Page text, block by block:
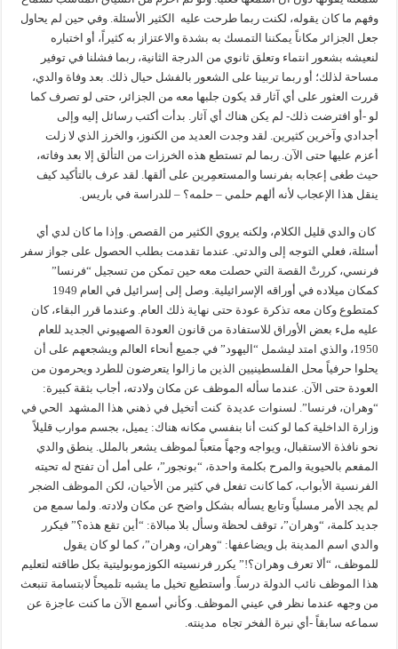
وفهم ما كان يقوله، لكنت ربما طرحت عليه الكثير الأسئلة. وفي حين لم يحاول
جعل الجزائر مكاناً يمكننا التمسك به بشدة والاعتزاز به كثيراً، أو اختباره
لنعيشه بشعور انتماء وتعلق ثانوي من الدرجة الثانية، ربما فشلنا في توفير
مساحة لذلك؛ أو ربما تربينا على الشعور بالفشل حيال ذلك. بعد وفاة والدي،
قررت العثور على أي آثار قد يكون جلبها معه من الجزائر، حتى لو تصرف كما
لو -أو افترضت ذلك- لم يكن هناك أي آثار. بدأت أكتب رسائل إليه وإلى
أجدادي وآخرين كثيرين. لقد وجدت العديد من الكنوز، والخرز الذي لا زلت
أعزم عليها حتى الآن. ربما لم تستطع هذه الخرزات من التألق إلا بعد وفاته،
حيث طغى إعجابه بفرنسا والمستعمِرين على ألقها. لقد عرف بالتأكيد كيف
ينقل هذا الإعجاب لأنه ألهم حلمي – حلمه؟ – للدراسة في باريس.
كان والدي قليل الكلام، ولكنه يروي الكثير من القصص. وإذا ما كان لدي أي
أسئلة، فعلي التوجه إلى والدتي. عندما تقدمت بطلب الحصول على جواز سفر
فرنسي، كررتْ القصة التي حصلت معه حين تمكن من تسجيل “فرنسا”
كمكان ميلاده في أوراقه الإسرائيلية. وصل إلى إسرائيل في العام 1949
كمتطوع وكان معه تذكرة عودة حتى نهاية ذلك العام. وعندما قرر البقاء، كان
عليه ملء بعض الأوراق للاستفادة من قانون العودة الصهيوني الجديد للعام
1950، والذي امتد ليشمل “اليهود” في جميع أنحاء العالم ويشجعهم على أن
يحلوا حرفياً محل الفلسطينيين الذين ما زالوا يتعرضون للطرد ويحرمون من
العودة حتى الآن. عندما سأله الموظف عن مكان ولادته، أجاب بثقة كبيرة:
“وهران، فرنسا”. لسنوات عديدة كنت أتخيل في ذهني هذا المشهد الحي في
وزارة الداخلية كما لو كنت أنا بنفسي مكانه هناك: يميل، بجسم موارب قليلاً
نحو نافذة الاستقبال، ويواجه وجهاً متعباً لموظف يشعر بالملل. ينطق والدي
المفعم بالحيوية والمرح بكلمة واحدة، “بونجور”، على أمل أن تفتح له تحيته
الفرنسية الأبواب، كما كانت تفعل في كثير من الأحيان، لكن الموظف الضجر
لم يجد الأمر مسلياً وتابع يسأله بشكل واضح عن مكان ولادته. ولما سمع من
جديد كلمة، “وهران”، توقف لحظة وسأل بلا مبالاة: “أين تقع هذه؟” فيكرر
والدي اسم المدينة بل ويضاعفها: “وهران، وهران”، كما لو كان يقول
للموظف، “ألا تعرف وهران؟!” يكرر فرنسيته الكوزموبوليتية بكل طاقته لتعليم
هذا الموظف نائب الدولة درساً. وأستطيع تخيل ما يشبه تلميحاً لابتسامة تنبعث
من وجهه عندما نظر في عيني الموظف. وكأني أسمع الآن ما كنت عاجزة عن
سماعه سابقاً -أي نبرة الفخر تجاه مدينته.